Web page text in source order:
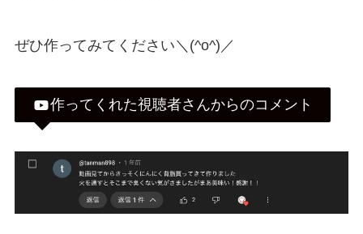
ぜひ作ってみてください＼(^o^)／
作ってくれた視聴者さんからのコメント